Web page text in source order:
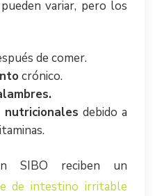
variar, pero los
de comer.
crónico.
nutricionales debido a
SIBO reciben un
de intestino irritable